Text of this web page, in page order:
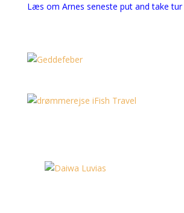
Læs om Arnes seneste put and take tur